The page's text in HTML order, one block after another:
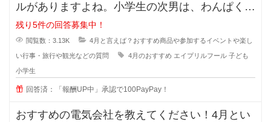
ルがありますよね。小学生の次男は、わんぱく気
質な所があり、当日はお友達にもし
残り5件の回答募集中！
閲覧数：3.13K 4月と言えば？おすすめ商品や参加するイベントや楽し
い行事・旅行や観光などの質問 4月のおすすめ エイプリルフール 子ども
小学生
回答済：「報酬UP中」承認で100PayPay！
おすすめの電気会社を教えてください！4月とい